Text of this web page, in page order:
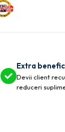
Extra
Devii client
reduceri